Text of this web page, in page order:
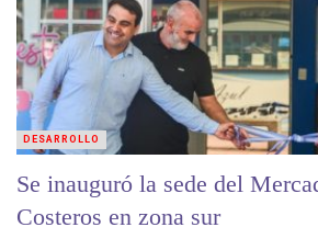
Se inauguró la sede del
Costeros en zona sur
DESARROLLO